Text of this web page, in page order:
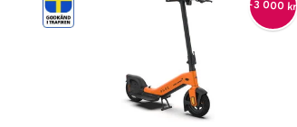
-3 000 kr